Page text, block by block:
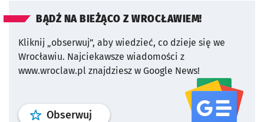
BĄDŹ NA BIEŻĄCO Z WROCŁAWIEM!
Kliknij „obserwuj”, aby wiedzieć, co dzieje się we
Wrocławiu. Najciekawsze wiadomości z
www.wroclaw.pl znajdziesz w Google News!
Obserwuj profil serwisu